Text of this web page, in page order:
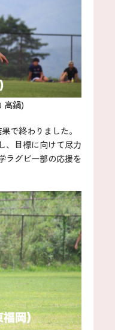
高鍋)
で終わりました。
、目標に向けて尽力
ラグビー部の応援を